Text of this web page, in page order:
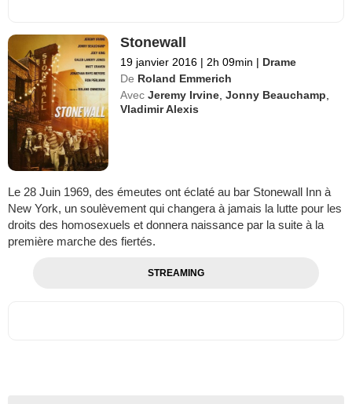
Stonewall
19 janvier 2016 | 2h 09min | Drame
De Roland Emmerich
Avec Jeremy Irvine ,Jonny Beauchamp
Vladimir Alexis
Le 28 Juin 1969, des émeutes ont éclaté au bar Stonewall Inn à
New York, un soulèvement qui changera à jamais la lutte pour les
droits des homosexuels et donnera naissance par la suite à la
première marche des fiertés.
STREAMING